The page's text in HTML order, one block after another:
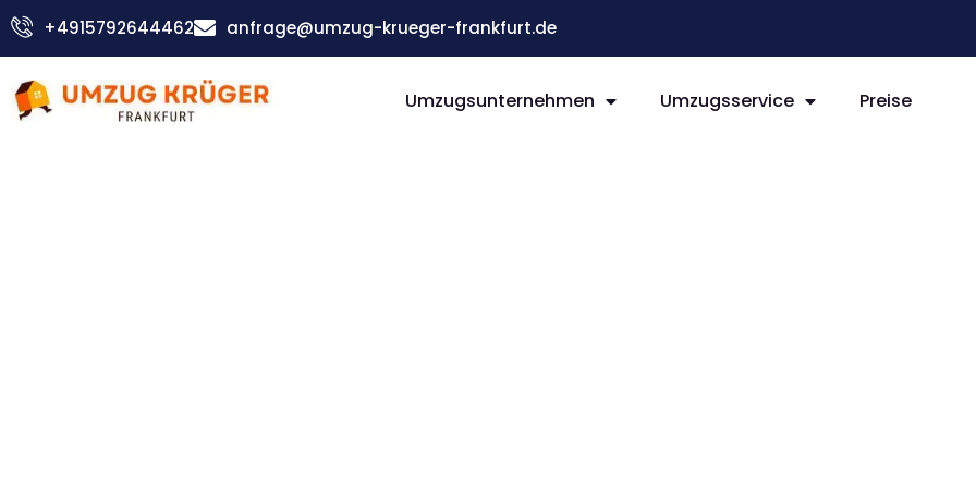
Zum
Inhalt
+4915792644462 anfrage@umzug-krueger-frankfurt.de
Umzugsunternehmen Umzugsservice Preise